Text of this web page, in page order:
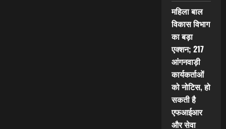
महिला बाल
विकास विभाग
का बड़ा
एक्शन; 217
आंगनवाड़ी
कार्यकर्ताओं
को नोटिस, हो
सकती है
एफआईआर
और सेवा